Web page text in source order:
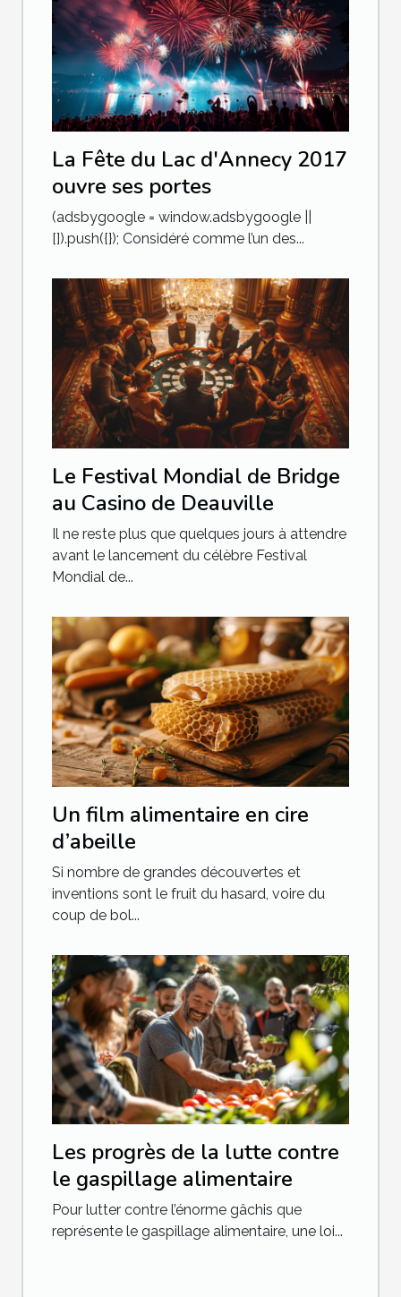
La Fête du Lac d'Annecy 2017
ouvre ses portes
(adsbygoogle = window.adsbygoogle ||
[]).push({}); Considéré comme l’un des...
Le Festival Mondial de Bridge
au Casino de Deauville
Il ne reste plus que quelques jours à attendre
avant le lancement du célèbre Festival
Mondial de...
Un film alimentaire en cire
d’abeille
Si nombre de grandes découvertes et
inventions sont le fruit du hasard, voire du
coup de bol...
Les progrès de la lutte contre
le gaspillage alimentaire
Pour lutter contre l’énorme gâchis que
représente le gaspillage alimentaire, une loi...